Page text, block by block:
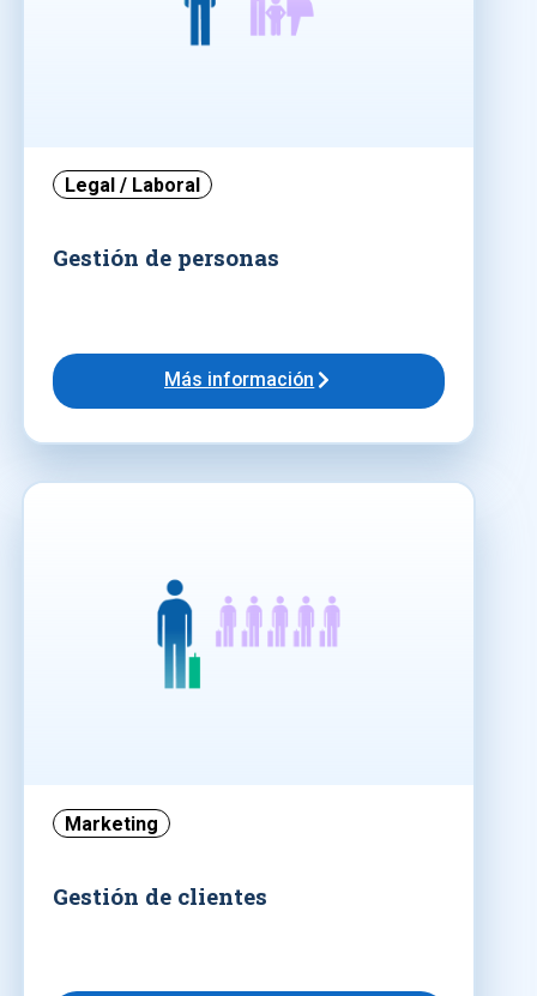
Legal / Laboral
Gestión de personas
Más información
Marketing
Gestión de clientes